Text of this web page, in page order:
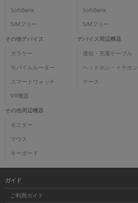
SoftBank
SIMフリー
SoftBank
SIMフリー
その他デバイス
ガラケー
モバイルルーター
スマートウォッチ
VR機器
デバイス周辺機器
通信・充電ケーブル
ヘッドホン・イヤホン
ケース
その他周辺機器
モニター
マウス
キーボード
ガイド
ご利用ガイド